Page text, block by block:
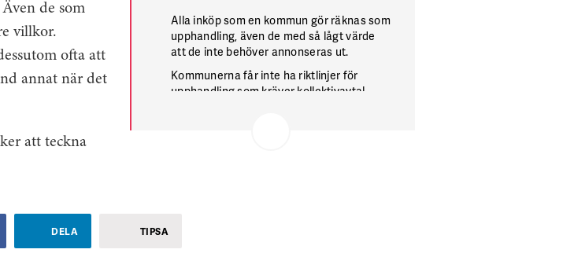
Alla inköp som en kommun gör räknas som
upphandling, även de med så lågt värde
att de inte behöver annonseras ut.
Kommunerna får inte ha riktlinjer för
upphandling som kräver kollektivavtal.
de som
villkor.
ofta att
annat när det
att teckna
DELA TIPSA